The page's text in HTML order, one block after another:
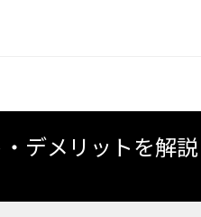
デメリットを解説